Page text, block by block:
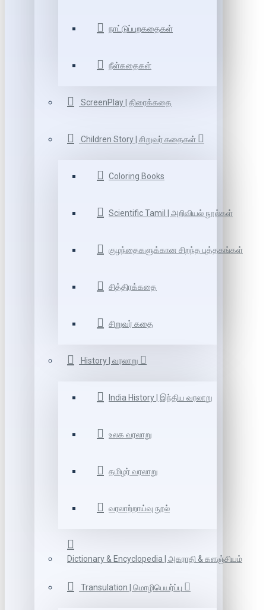
நாட்டுப்புறகதைகள்
நீள்கதைகள்
ScreenPlay | திரைக்கதை
Children Story | சிறுவர் கதைகள்
Coloring Books
Scientific Tamil | அறிவியல் நூல்கள்
குழந்தைகளுக்கான சிறந்த புத்தகங்கள்
சித்திரக்கதை
சிறுவர் கதை
History | வரலாறு
India History | இந்திய வரலாறு
உலக வரலாறு
தமிழர் வரலாறு
வரலாற்றாய்வு நூல்
Dictionary & Encyclopedia | அகராதி & களஞ்சியம்
Transulation | மொழிபெயர்ப்பு